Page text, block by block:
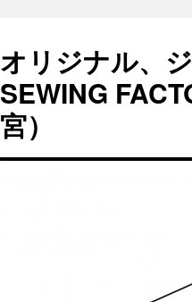
オリジナル、
SEWING
宮）